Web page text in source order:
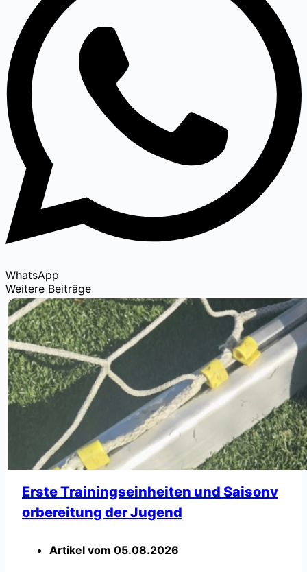
WhatsApp
Weitere Beiträge
Erste Trainingseinheiten und Saisonv
orbereitung der Jugend
Artikel vom 05.08.2026